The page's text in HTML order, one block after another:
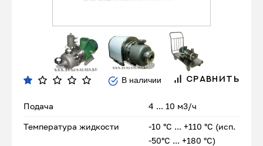
В наличии СРАВНИТЬ
Подача 4 ... 10 м3/ч
Температура жидкости
-10 °С ... +110 °С (исп.
-50°С ... +180 °С)